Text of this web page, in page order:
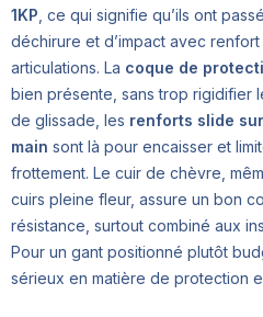
1KP , ce qui signifie qu’ils ont
déchirure et d’impact avec
articulations. La coque de
bien présente, sans trop rigidifier
de glissade, les renforts slide
main sont là pour encaisser et
frottement. Le cuir de chèvre,
cuirs pleine fleur, assure un bon
résistance, surtout combiné aux
Pour un gant positionné plutôt
sérieux en matière de protection